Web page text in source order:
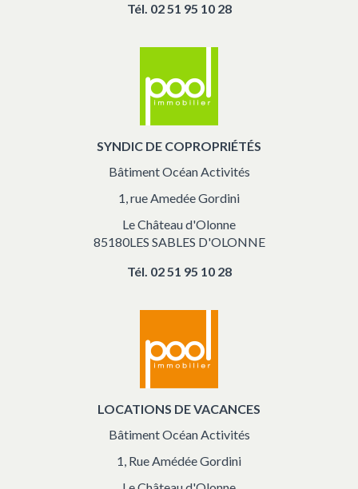
Tél. 02 51 95 10 28
SYNDIC DE COPROPRIÉTÉS
Bâtiment Océan Activités
1, rue Amedée Gordini
Le Château d'Olonne
85180LES SABLES D'OLONNE
Tél. 02 51 95 10 28
LOCATIONS DE VACANCES
Bâtiment Océan Activités
1, Rue Amédée Gordini